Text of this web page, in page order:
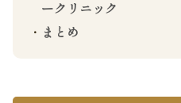
ークリニック
まとめ